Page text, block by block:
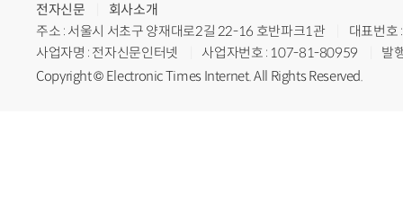
전자신문
회사소개
주소 : 서울시 서초구 양재대로2길 22-16 호반파크1관
대표번
사업자명 : 전자신문인터넷
사업자번호 : 107-81-80959
발
Copyright © Electronic Times Internet. All Rights Reserved.